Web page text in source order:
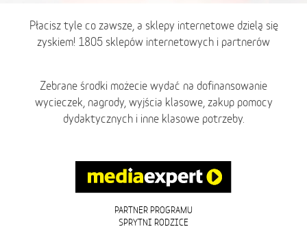
Płacisz tyle co zawsze, a sklepy internetowe dzielą się
zyskiem! 1805 sklepów internetowych i partnerów
Zebrane środki możecie wydać na dofinansowanie
wycieczek, nagrody, wyjścia klasowe, zakup pomocy
dydaktycznych i inne klasowe potrzeby.
PARTNER PROGRAMU
SPRYTNI RODZICE